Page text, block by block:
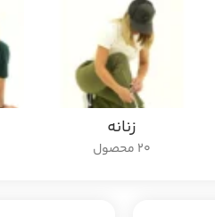
زنانه
20 محصول